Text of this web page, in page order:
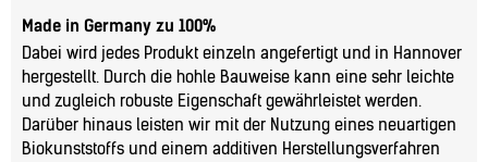
Made in Germany zu 100%
Dabei wird jedes Produkt einzeln angefertigt und in Hannover
hergestellt. Durch die hohle Bauweise kann eine sehr leichte
und zugleich robuste Eigenschaft gewährleistet werden.
Darüber hinaus leisten wir mit der Nutzung eines neuartigen
Biokunststoffs und einem additiven Herstellungsverfahren